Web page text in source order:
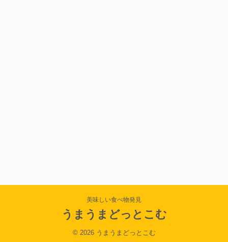
美味しい食べ物発見
うまうまどっとこむ
© 2026 うまうまどっとこむ